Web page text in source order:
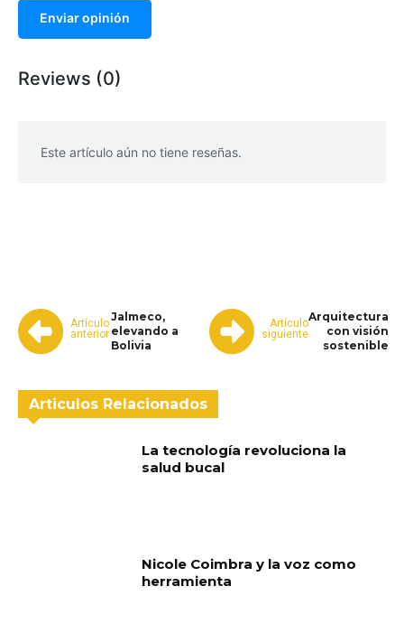
Enviar opinión
Reviews (0)
Este artículo aún no tiene reseñas.
Artículo
anterior
Jalmeco,
elevando a
Bolivia
Artículo
siguiente
Arquitectura
con visión
sostenible
Articulos Relacionados
La tecnología revoluciona la
salud bucal
Nicole Coimbra y la voz como
herramienta